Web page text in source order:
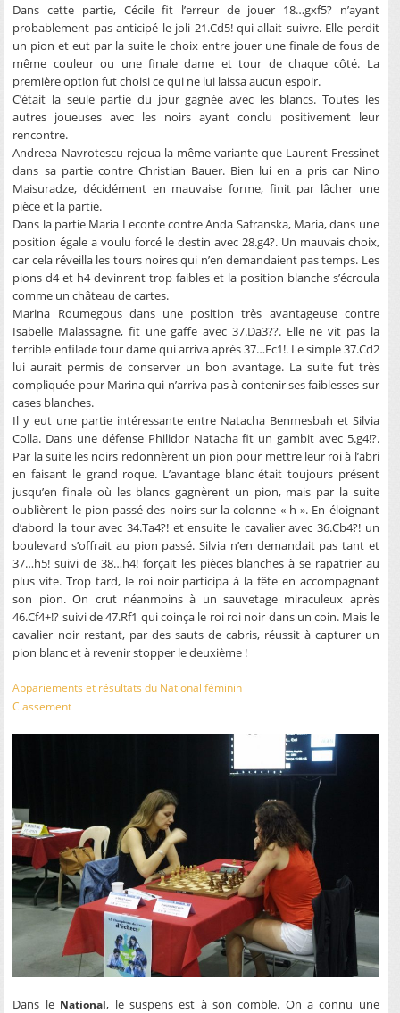
Dans cette partie, Cécile fit l’erreur de jouer 18…gxf5? n’ayant
probablement pas anticipé le joli 21.Cd5! qui allait suivre. Elle perdit
un pion et eut par la suite le choix entre jouer une finale de fous de
même couleur ou une finale dame et tour de chaque côté. La
première option fut choisi ce qui ne lui laissa aucun espoir.
C’était la seule partie du jour gagnée avec les blancs. Toutes les
autres joueuses avec les noirs ayant conclu positivement leur
rencontre.
Andreea Navrotescu rejoua la même variante que Laurent Fressinet
dans sa partie contre Christian Bauer. Bien lui en a pris car Nino
Maisuradze, décidément en mauvaise forme, finit par lâcher une
pièce et la partie.
Dans la partie Maria Leconte contre Anda Safranska, Maria, dans une
position égale a voulu forcé le destin avec 28.g4?. Un mauvais choix,
car cela réveilla les tours noires qui n’en demandaient pas temps. Les
pions d4 et h4 devinrent trop faibles et la position blanche s’écroula
comme un château de cartes.
Marina Roumegous dans une position très avantageuse contre
Isabelle Malassagne, fit une gaffe avec 37.Da3??. Elle ne vit pas la
terrible enfilade tour dame qui arriva après 37…Fc1!. Le simple 37.Cd2
lui aurait permis de conserver un bon avantage. La suite fut très
compliquée pour Marina qui n’arriva pas à contenir ses faiblesses sur
cases blanches.
Il y eut une partie intéressante entre Natacha Benmesbah et Silvia
Colla. Dans une défense Philidor Natacha fit un gambit avec 5.g4!?.
Par la suite les noirs redonnèrent un pion pour mettre leur roi à l’abri
en faisant le grand roque. L’avantage blanc était toujours présent
jusqu’en finale où les blancs gagnèrent un pion, mais par la suite
oublièrent le pion passé des noirs sur la colonne « h ». En éloignant
d’abord la tour avec 34.Ta4?! et ensuite le cavalier avec 36.Cb4?! un
boulevard s’offrait au pion passé. Silvia n’en demandait pas tant et
37…h5! suivi de 38…h4! forçait les pièces blanches à se rapatrier au
plus vite. Trop tard, le roi noir participa à la fête en accompagnant
son pion. On crut néanmoins à un sauvetage miraculeux après
46.Cf4+!? suivi de 47.Rf1 qui coinça le roi roi noir dans un coin. Mais le
cavalier noir restant, par des sauts de cabris, réussit à capturer un
pion blanc et à revenir stopper le deuxième !
Appariements et résultats du National féminin
Classement
Dans le National, le suspens est à son comble. On a connu une